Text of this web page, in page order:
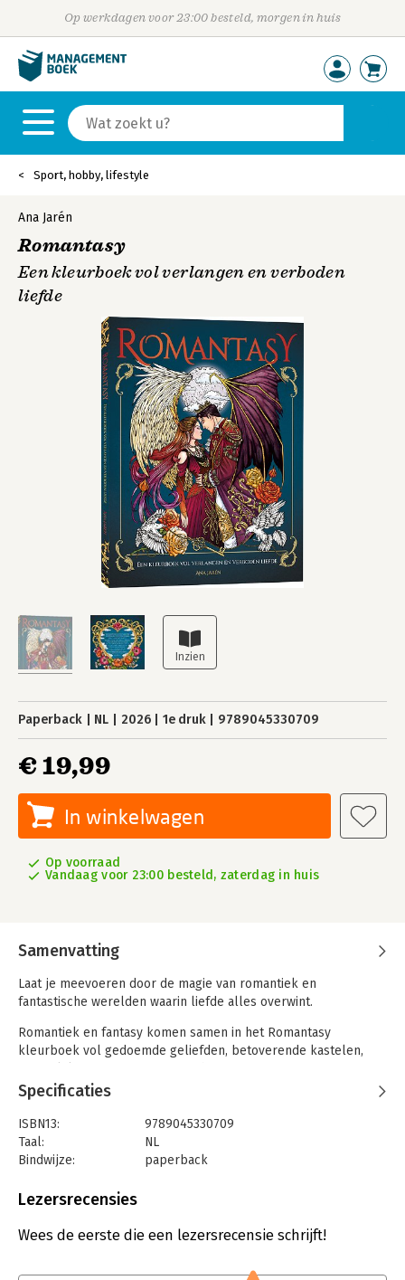
Op werkdagen voor 23:00 besteld, morgen in huis
Sport, hobby, lifestyle
Ana Jarén
Romantasy
Een kleurboek vol verlangen en verboden
liefde
Paperback NL 2026 1e druk 9789045330709
€ 19,99
In winkelwagen
Op voorraad
Vandaag voor 23:00 besteld, zaterdag in huis
Samenvatting
Laat je meevoeren door de magie van romantiek en
fantastische werelden waarin liefde alles overwint.
Romantiek en fantasy komen samen in het Romantasy
kleurboek vol gedoemde geliefden, betoverende kastelen,
ronddwaalt in magische werelden of op zoek bent naar
romantisch escapisme – in dit boek vind je 46
adembenemende illustraties om tot leven te brengen met
kleur, elk met een eigen verhaal vol magie en hartstocht.
Specificaties
ISBN13:
9789045330709
Taal:
NL
Bindwijze:
paperback
Uitgever:
Verschijningsdatum:
20-1-2026
Sport, hobby, lifestyle
Lezersrecensies
Wees de eerste die een lezersrecensie schrijft!